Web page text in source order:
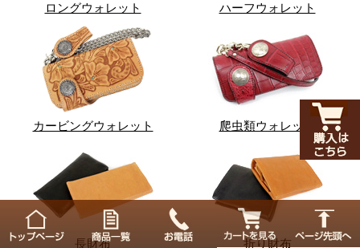
ロングウォレット ハーフウォレット
カービングウォレット 爬虫類ウォレット
長財布 折り財布